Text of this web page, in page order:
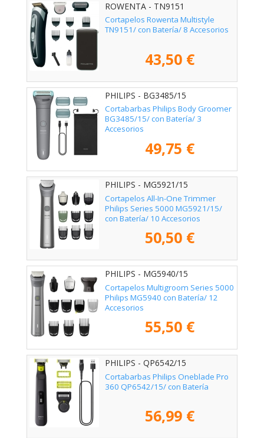
ROWENTA - TN9151
Cortapelos Rowenta Multistyle
TN9151/ con Batería/ 8 Accesorios
43,50 €
PHILIPS - BG3485/15
Cortabarbas Philips Body Groomer
BG3485/15/ con Batería/ 3
Accesorios
49,75 €
PHILIPS - MG5921/15
Cortapelos All-In-One Trimmer
Philips Series 5000 MG5921/15/
con Batería/ 10 Accesorios
50,50 €
PHILIPS - MG5940/15
Cortapelos Multigroom Series 5000
Philips MG5940 con Batería/ 12
Accesorios
55,50 €
PHILIPS - QP6542/15
Cortabarbas Philips Oneblade Pro
360 QP6542/15/ con Batería
56,99 €